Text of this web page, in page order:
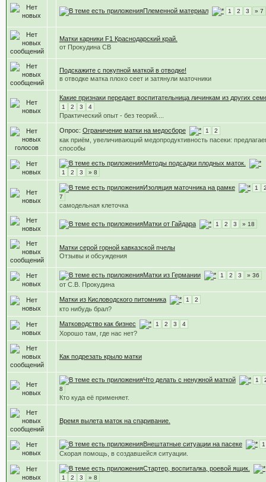
Племенной материал 1 2 3 » 7
Матки карники F1 Краснодарский край.
от Прокудина СВ
Подскажите с покупной маткой в отводке!
в отводке матка плохо сеет и затянули маточники
Какие признаки передает воспитательница личинкам из других
1 2 3 4
Практический опыт - без теорий....
Опрос: Ограничение матки на медосборе 1 2
как приём, увеличивающий медопродуктивность пасеки:
способы
Методы подсадки плодных маток.
1 2 3 » 8
Изоляция маточника на рамке 1
7
самодельная клеточка
Матки от Гайдара 1 2 3 » 18
Матки серой горной кавказской пчелы
Отзывы и обсуждения
Матки из Германии 1 2 3 » 36
от С.В. Прокудина
Матки из Кисловодского питомника 1 2
кто нибудь брал?
Матководство как бизнес 1 2 3 4
Хорошо там, где нас нет?
Как подрезать крыло матки
Что делать с ненужной маткой 1
8
Кто куда её применяет.
Время вылета маток на спаривание.
Внештатные ситуации на пасеке 1
Скорая помощь, в создавшейся ситуации.
Стартер, воспиталка, роевой ящик.
1 2 3 » 8